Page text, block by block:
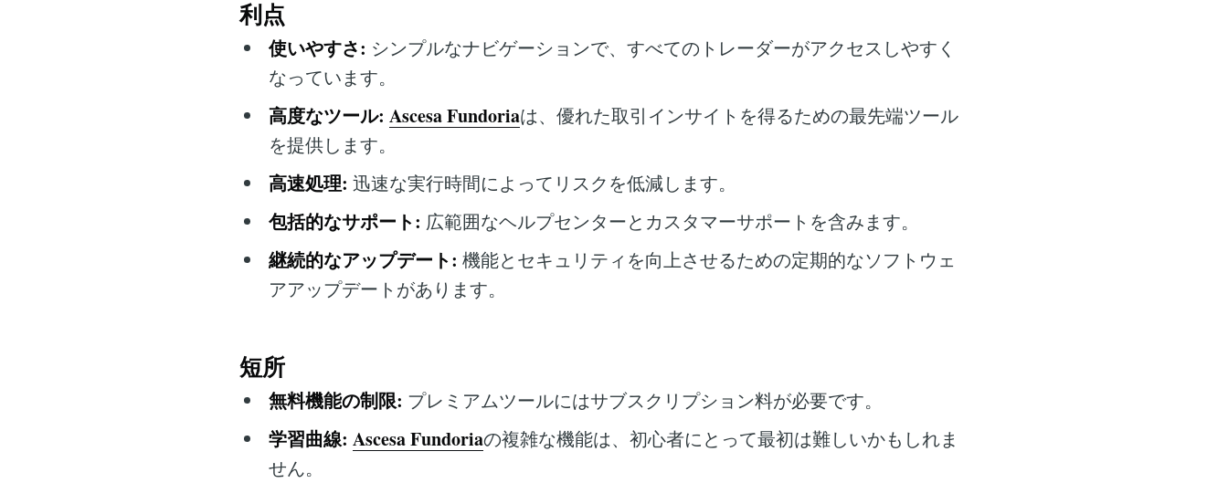
利点
使いやすさ: シンプルなナビゲーションで、すべてのトレーダーがアクセスしやすく
なっています。
高度なツール: Ascesa Fundoriaは、優れた取引インサイトを得るための最先端ツール
を提供します。
高速処理: 迅速な実行時間によってリスクを低減します。
包括的なサポート: 広範囲なヘルプセンターとカスタマーサポートを含みます。
継続的なアップデート: 機能とセキュリティを向上させるための定期的なソフトウェ
アアップデートがあります。
短所
無料機能の制限: プレミアムツールにはサブスクリプション料が必要です。
学習曲線: Ascesa Fundoriaの複雑な機能は、初心者にとって最初は難しいかもしれま
せん。